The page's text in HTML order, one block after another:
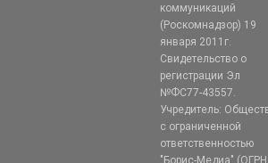
коммуникаций
(Роскомнадзор) 19
января 2011г.
Свидетельство о
регистрации Эл
№ФС77-43557.
Учредитель:
с ограниченной
ответственностью
"Борис-Медиа" (ОГРН